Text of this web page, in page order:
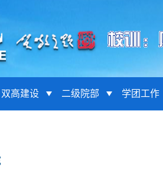
双高建设 二级院部 学团工作